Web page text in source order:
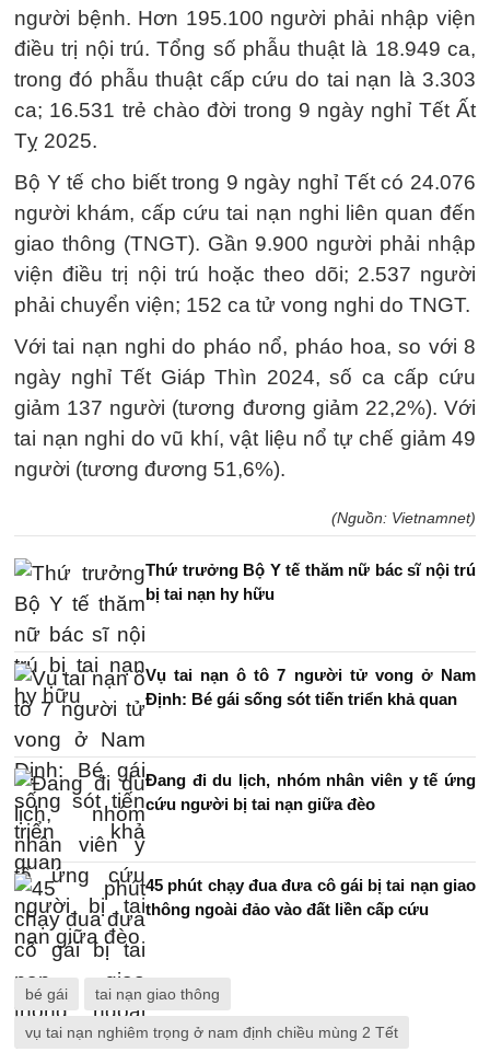
người bệnh. Hơn 195.100 người phải nhập viện
điều trị nội trú. Tổng số phẫu thuật là 18.949 ca,
trong đó phẫu thuật cấp cứu do tai nạn là 3.303
ca; 16.531 trẻ chào đời trong 9 ngày nghỉ Tết Ất
Tỵ 2025.
Bộ Y tế cho biết trong 9 ngày nghỉ Tết có 24.076
người khám, cấp cứu tai nạn nghi liên quan đến
giao thông (TNGT). Gần 9.900 người phải nhập
viện điều trị nội trú hoặc theo dõi; 2.537 người
phải chuyển viện; 152 ca tử vong nghi do TNGT.
Với tai nạn nghi do pháo nổ, pháo hoa, so với 8
ngày nghỉ Tết Giáp Thìn 2024, số ca cấp cứu
giảm 137 người (tương đương giảm 22,2%). Với
tai nạn nghi do vũ khí, vật liệu nổ tự chế giảm 49
người (tương đương 51,6%).
(Nguồn: Vietnamnet)
Thứ trưởng Bộ Y tế thăm nữ bác sĩ nội trú
bị tai nạn hy hữu
Vụ tai nạn ô tô 7 người tử vong ở Nam
Định: Bé gái sống sót tiến triển khả quan
Đang đi du lịch, nhóm nhân viên y tế ứng
cứu người bị tai nạn giữa đèo
45 phút chạy đua đưa cô gái bị tai nạn giao
thông ngoài đảo vào đất liền cấp cứu
bé gái tai nạn giao thông
vụ tai nạn nghiêm trọng ở nam định chiều mùng 2 Tết